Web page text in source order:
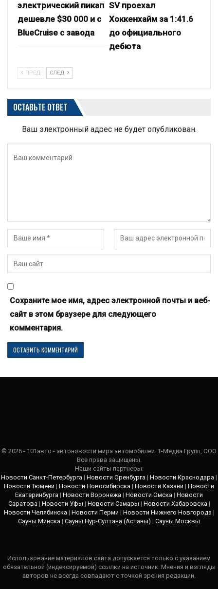
электрический пикап
дешевле $30 000 и с
BlueCruise с завода
SV проехал
Хоккенхайм за 1:41.6
до официального
дебюта
ПРЕД СЛЕД
ОСТАВЬТЕ ОТВЕТ
Ваш электронный адрес не будет опубликован.
Сохраните мое имя, адрес электронной почты и веб-
сайт в этом браузере для следующего
комментария.
© 2026 - 101авто - автоновости мира автомобилей. Т-Медиа Групп, ООО
Все права защищены.
Наши сайты партнеры:
Новости Санкт-Петербурга | Новости Оренбурга | Новости Краснодара |
Новости Тюмени | Новости Новосибирска | Новости Казани | Новости
Екатеринбурга | Новости Воронежа | Новости Омска | Новости
Саратова| Новости Уфы | Новости Самары | Новости Хабаровска|
Новости Челябинска| Новости Перми | Новости Нижнего Новгорода|
Сауны Минска | Сауны Нур-Султана (Астаны) | Сауны Москвы
Использование материалов сайта допускается только с указанием
обязательной (индексируемой) ссылки на источник. Мнения и взгляды
авторов не всегда совпадают с точкой зрения редакции.